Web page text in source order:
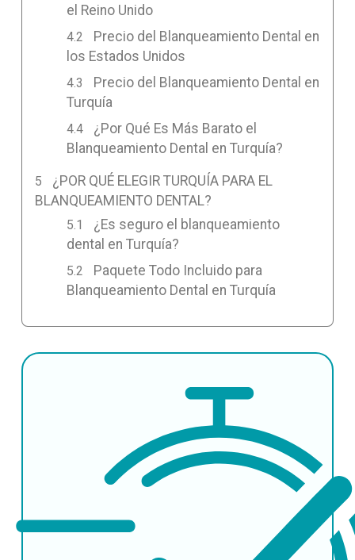
el Reino Unido
Precio del Blanqueamiento Dental en
los Estados Unidos
Precio del Blanqueamiento Dental en
Turquía
¿Por Qué Es Más Barato el
Blanqueamiento Dental en Turquía?
¿POR QUÉ ELEGIR TURQUÍA PARA EL
BLANQUEAMIENTO DENTAL?
¿Es seguro el blanqueamiento
dental en Turquía?
Paquete Todo Incluido para
Blanqueamiento Dental en Turquía